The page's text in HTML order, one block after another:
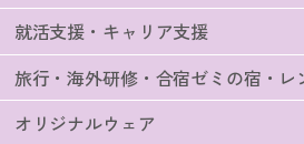
就活支援・キャリア支援
旅行・海外研修・合宿ゼミの宿・レ
オリジナルウェア